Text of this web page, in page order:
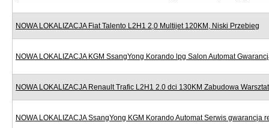
NOWA LOKALIZACJA Fiat Talento L2H1 2,0 Multijet 120KM, Niski Przebieg
NOWA LOKALIZACJA KGM SsangYong Korando lpg Salon Automat
NOWA LOKALIZACJA Renault Trafic L2H1 2.0 dci 130KM Zabudowa
NOWA LOKALIZACJA SsangYong KGM Korando Automat Serwis gwarancja